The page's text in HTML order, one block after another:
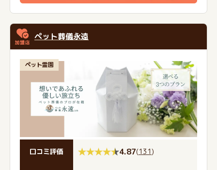
ペット葬儀永遠
ペット霊園
口コミ評価 4.87(131)